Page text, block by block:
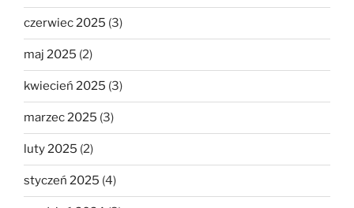
czerwiec 2025 (3)
maj 2025 (2)
kwiecień 2025 (3)
marzec 2025 (3)
luty 2025 (2)
styczeń 2025 (4)